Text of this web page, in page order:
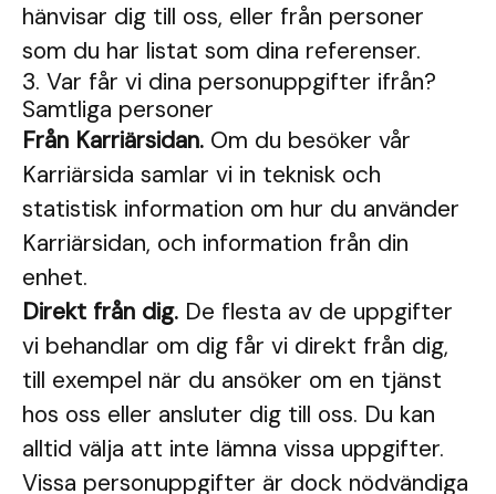
hänvisar dig till oss, eller från personer
som du har listat som dina referenser.
3. Var får vi dina personuppgifter ifrån?
Samtliga personer
Från Karriärsidan. Om du besöker vår
Karriärsida samlar vi in teknisk och
statistisk information om hur du använder
Karriärsidan, och information från din
enhet.
Direkt från dig. De flesta av de uppgifter
vi behandlar om dig får vi direkt från dig,
till exempel när du ansöker om en tjänst
hos oss eller ansluter dig till oss. Du kan
alltid välja att inte lämna vissa uppgifter.
Vissa personuppgifter är dock nödvändiga